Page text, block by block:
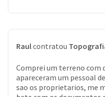
Raulcontratou
Comprei um terreno com
apareceram um pessoal
sao os proprietarios, me